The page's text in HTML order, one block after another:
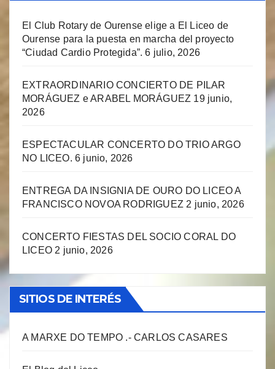
El Club Rotary de Ourense elige a El Liceo de
Ourense para la puesta en marcha del proyecto
“Ciudad Cardio Protegida”. 6 julio, 2026
EXTRAORDINARIO CONCIERTO DE PILAR
MORÁGUEZ e ARABEL MORÁGUEZ 19 junio,
2026
ESPECTACULAR CONCERTO DO TRIO ARGO
NO LICEO. 6 junio, 2026
ENTREGA DA INSIGNIA DE OURO DO LICEO A
FRANCISCO NOVOA RODRIGUEZ 2 junio, 2026
CONCERTO FIESTAS DEL SOCIO CORAL DO
LICEO 2 junio, 2026
SITIOS DE INTERÉS
A MARXE DO TEMPO .- CARLOS CASARES